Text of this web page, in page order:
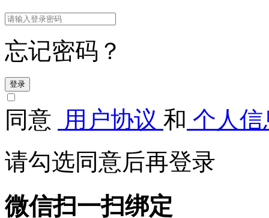
忘记密码？
登录
同意 用户协议 和 个人
请勾选同意后再登录
微信扫一扫绑定